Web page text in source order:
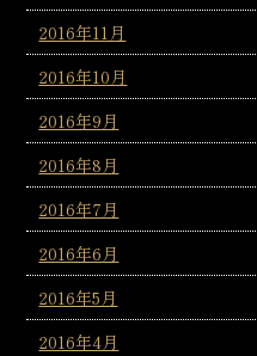
2016年11月
2016年10月
2016年9月
2016年8月
2016年7月
2016年6月
2016年5月
2016年4月